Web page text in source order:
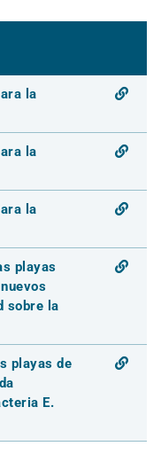
la
la
la
playas
sobre la
playas de
E.